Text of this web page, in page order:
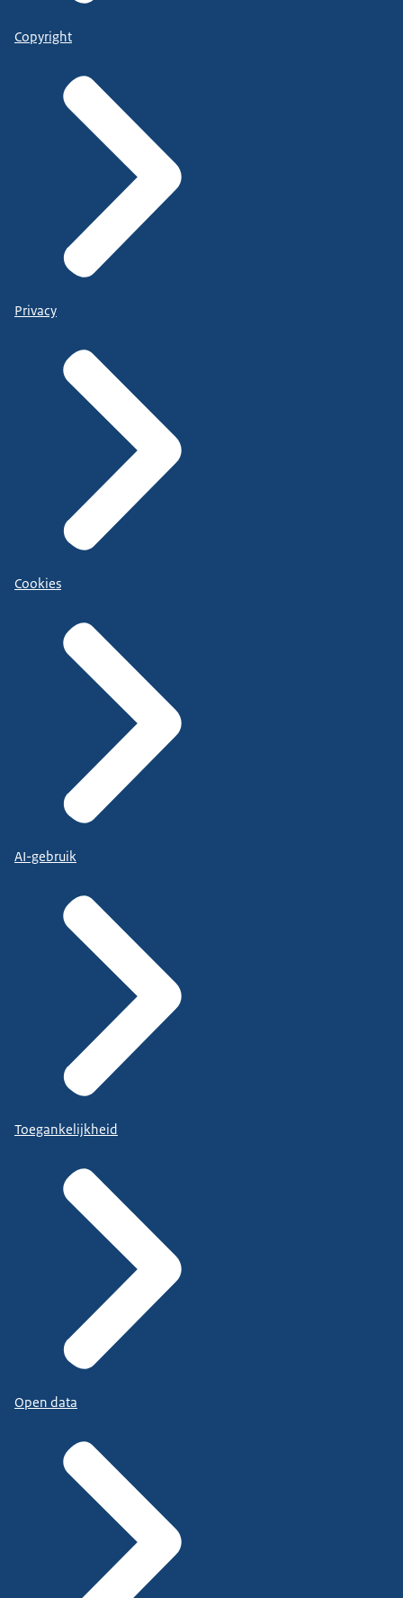
Copyright
Privacy
Cookies
AI-gebruik
Toegankelijkheid
Open data